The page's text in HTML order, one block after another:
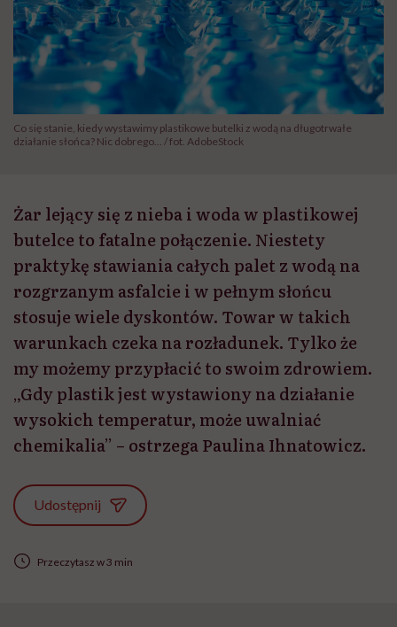
Co się stanie, kiedy wystawimy plastikowe butelki z wodą na długotrwałe
działanie słońca? Nic dobrego... / fot. AdobeStock
Żar lejący się z nieba i woda w plastikowej
butelce to fatalne połączenie. Niestety
praktykę stawiania całych palet z wodą na
rozgrzanym asfalcie i w pełnym słońcu
stosuje wiele dyskontów. Towar w takich
warunkach czeka na rozładunek. Tylko że
my możemy przypłacić to swoim zdrowiem.
„Gdy plastik jest wystawiony na działanie
wysokich temperatur, może uwalniać
chemikalia” – ostrzega Paulina Ihnatowicz.
Udostępnij
Przeczytasz w 3 min